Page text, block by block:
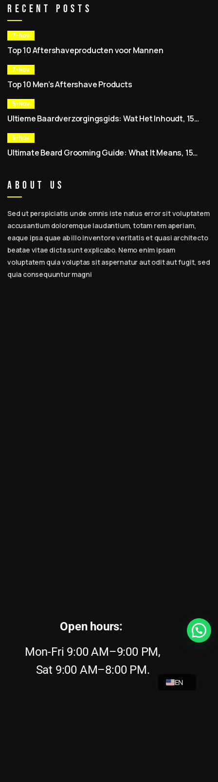
Recent Posts
7-Nov
Top 10 Aftershaveproducten voor Mannen
7-Nov
Top 10 Men’s Aftershave Products
5-Nov
Ultieme Baardverzorgingsgids: Wat Het Inhoudt, 15
Routine voor Mannen
5-Nov
Ultimate Beard Grooming Guide: What It Means, 15
About Us
Sed ut perspiciatis unde omnis iste natus error sit voluptatem
accusantium doloremque laudantium, totam rem aperiam,
eaque ipsa quae ab illo inventore veritatis et quasi architecto
beatae vitae dicta sunt explicabo. Nemo enim ipsam
voluptatem quia voluptas sit aspernatur aut odit aut fugit, sed
quia consequuntur magni
Open hours:
Mon-Fri 9:00 AM–9:00 PM,
Sat 9:00 AM–8:00 PM.
EN